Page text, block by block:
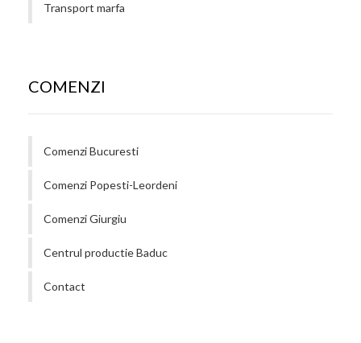
Transport marfa
COMENZI
Comenzi Bucuresti
Comenzi Popesti-Leordeni
Comenzi Giurgiu
Centrul productie Baduc
Contact